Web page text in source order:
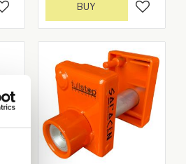
Add to favorites Add to
BUY